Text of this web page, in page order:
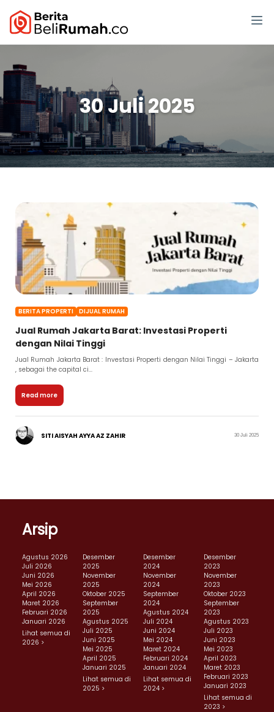
30 Juli 2025
BERITA PROPERTI DIJUAL RUMAH
Jual Rumah Jakarta Barat: Investasi Properti
dengan Nilai Tinggi
Jual Rumah Jakarta Barat : Investasi Properti dengan Nilai Tinggi – Jakarta
, sebagai the capital ci...
Read more
SITI AISYAH AYYA AZ ZAHIR 30 Juli 2025
Arsip
Agustus 2026
Juli 2026
Juni 2026
Mei 2026
April 2026
Maret 2026
Februari 2026
Januari 2026
Lihat semua di
2026 >
Desember
2025
November
2025
Oktober 2025
September
2025
Agustus 2025
Juli 2025
Juni 2025
Mei 2025
April 2025
Januari 2025
Lihat semua di
2025 >
Desember
2024
November
2024
September
2024
Agustus 2024
Juli 2024
Juni 2024
Mei 2024
Maret 2024
Februari 2024
Januari 2024
Lihat semua di
2024 >
Desember
2023
November
2023
Oktober 2023
September
2023
Agustus 2023
Juli 2023
Juni 2023
Mei 2023
April 2023
Maret 2023
Februari 2023
Januari 2023
Lihat semua di
2023 >